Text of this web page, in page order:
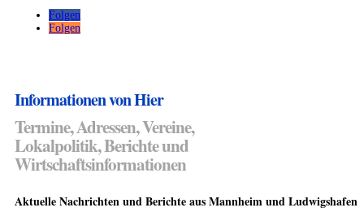
Folgen
Folgen
Informationen von Hier
Termine, Adressen, Vereine,
Lokalpolitik, Berichte und
Wirtschaftsinformationen
Aktuelle Nachrichten und Berichte aus Mannheim und Ludwigshafen